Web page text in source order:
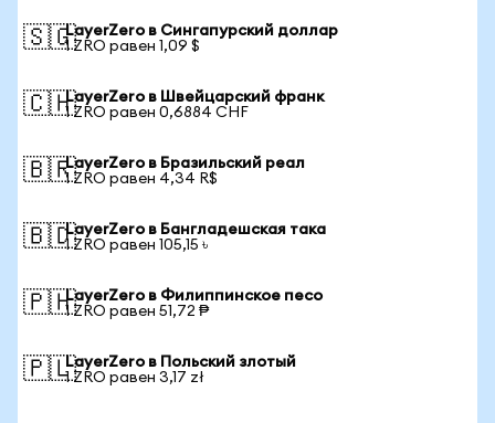
🇸🇬LayerZero в Сингапурский доллар
1 ZRO равен 1,09 $
🇨🇭LayerZero в Швейцарский франк
1 ZRO равен 0,6884 CHF
🇧🇷LayerZero в Бразильский реал
1 ZRO равен 4,34 R$
🇧🇩LayerZero в Бангладешская така
1 ZRO равен 105,15 ৳
🇵🇭LayerZero в Филиппинское песо
1 ZRO равен 51,72 ₱
🇵🇱LayerZero в Польский злотый
1 ZRO равен 3,17 zł